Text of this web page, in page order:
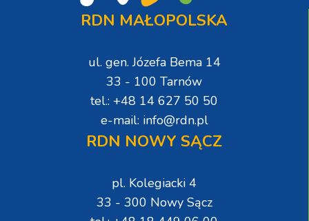
RDN MAŁOPOLSKA
ul. gen. Józefa Bema 14
33 - 100 Tarnów
tel.: +48 14 627 50 50
e-mail: info@rdn.pl
RDN NOWY SĄCZ
pl. Kolegiacki 4
33 - 300 Nowy Sącz